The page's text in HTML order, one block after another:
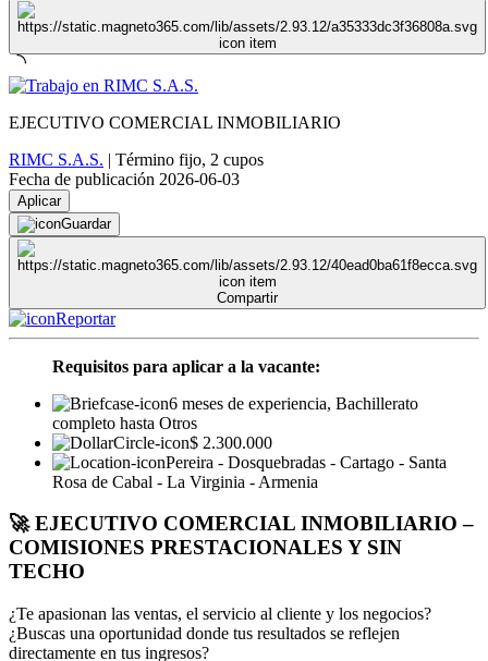
EJECUTIVO COMERCIAL INMOBILIARIO
RIMC S.A.S. | Término fijo, 2 cupos
Fecha de publicación 2026-06-03
Aplicar
Guardar
Compartir
Reportar
Requisitos para aplicar a la vacante:
6 meses de experiencia, Bachillerato
completo hasta Otros
$ 2.300.000
Pereira - Dosquebradas - Cartago - Santa
Rosa de Cabal - La Virginia - Armenia
🚀 EJECUTIVO COMERCIAL INMOBILIARIO –
COMISIONES PRESTACIONALES Y SIN
TECHO
¿Te apasionan las ventas, el servicio al cliente y los negocios?
¿Buscas una oportunidad donde tus resultados se reflejen
directamente en tus ingresos?